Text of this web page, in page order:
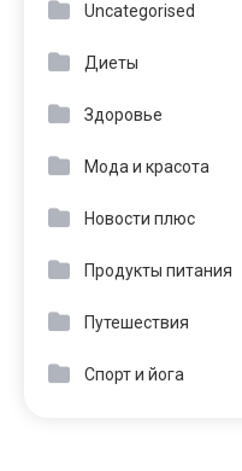
Uncategorised
Диеты
Здоровье
Мода и красота
Новости плюс
Продукты питания
Путешествия
Спорт и йога